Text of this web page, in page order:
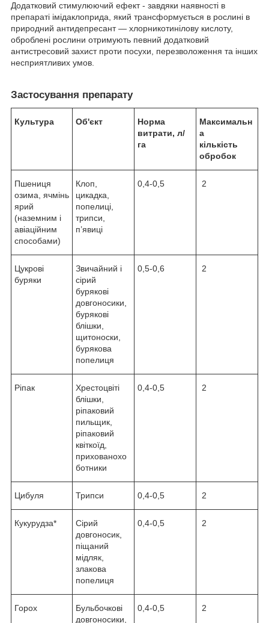
Додатковий стимулюючий ефект - завдяки наявності в
препараті імідаклоприда, який трансформується в рослині в
природний антидепресант — хлорникотинілову кислоту,
оброблені рослини отримують певний додатковий
антистресовий захист проти посухи, перезволоження та інших
несприятливих умов.
Застосування препарату
Культура Об'єкт
Норма
витрати, л/
га
Максимальн
а
кількість
обробок
Пшениця
озима, ячмінь
ярий
(наземним і
авіаційним
способами)
Клоп,
цикадка,
попелиці,
трипси,
п’явиці
0,4-0,5 2
Цукрові
буряки
Звичайний і
сірий
бурякові
довгоносики,
бурякові
блішки,
щитоноски,
бурякова
попелиця
0,5-0,6 2
Ріпак
Хрестоцвіті
блішки,
ріпаковий
пильщик,
ріпаковий
квіткоїд,
прихованохо
ботники
0,4-0,5 2
Цибуля Трипси 0,4-0,5 2
Кукурудза*
Сірий
довгоносик,
піщаний
мідляк,
злакова
попелиця
0,4-0,5 2
Горох
Бульбочкові
довгоносики,
0,4-0,5 2